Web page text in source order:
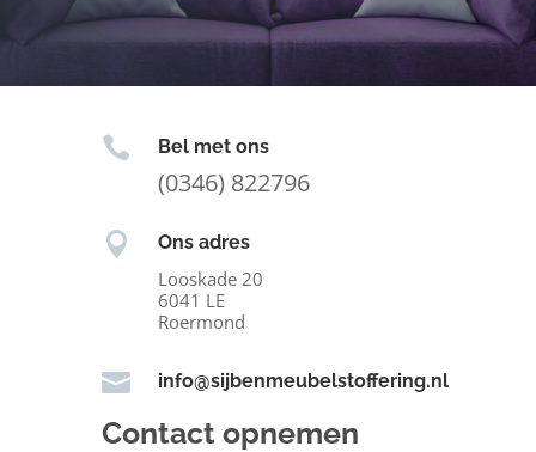
 Bel met ons
(0346) 822796
 Ons adres
Looskade 20
6041 LE
Roermond
 info@sijbenmeubelstoffering.nl
Contact opnemen